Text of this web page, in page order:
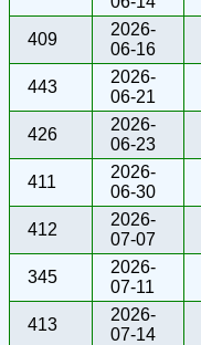
409
2026-
06-16
443
2026-
06-21
426
2026-
06-23
411
2026-
06-30
412
2026-
07-07
345
2026-
07-11
413
2026-
07-14